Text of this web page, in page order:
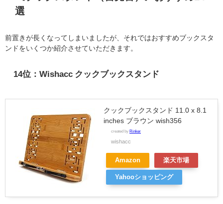
選
前置きが長くなってしまいましたが、それではおすすめブックスタ
ンドをいくつか紹介させていただきます。
14位：Wishacc クックブックスタンド
クックブックスタンド 11.0 x 8.1
inches ブラウン wish356
created by Rinker
wishacc
Amazon 楽天市場
Yahooショッピング